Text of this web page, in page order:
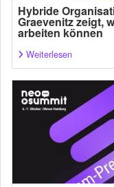
Hybride
Graevenitz zeigt,
arbeiten können
Weiterlesen